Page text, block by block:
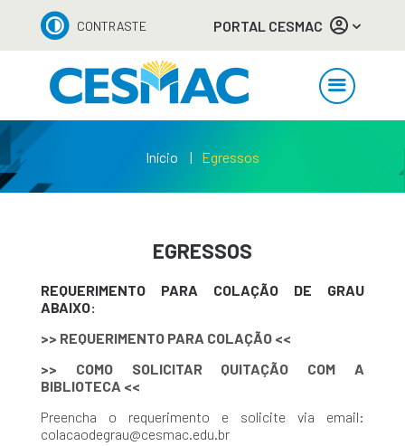
CONTRASTE PORTAL CESMAC
Início Egressos
EGRESSOS
REQUERIMENTO PARA COLAÇÃO DE GRAU
ABAIXO:
>> REQUERIMENTO PARA COLAÇÃO <<
>> COMO SOLICITAR QUITAÇÃO COM A
BIBLIOTECA <<
Preencha o requerimento e solicite via email:
colacaodegrau@cesmac.edu.br